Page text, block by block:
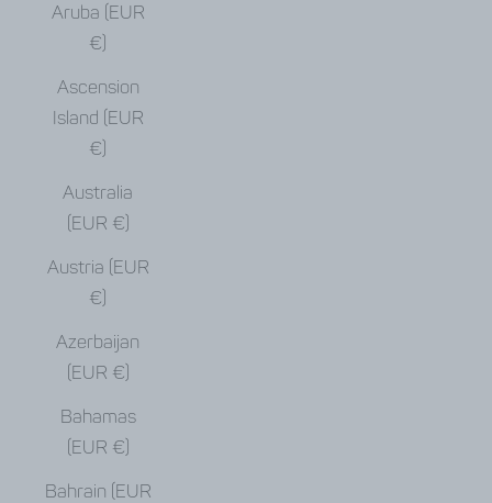
Aruba (EUR
€)
Ascension
Island (EUR
€)
Australia
(EUR €)
Austria (EUR
€)
Azerbaijan
(EUR €)
Bahamas
(EUR €)
Bahrain (EUR